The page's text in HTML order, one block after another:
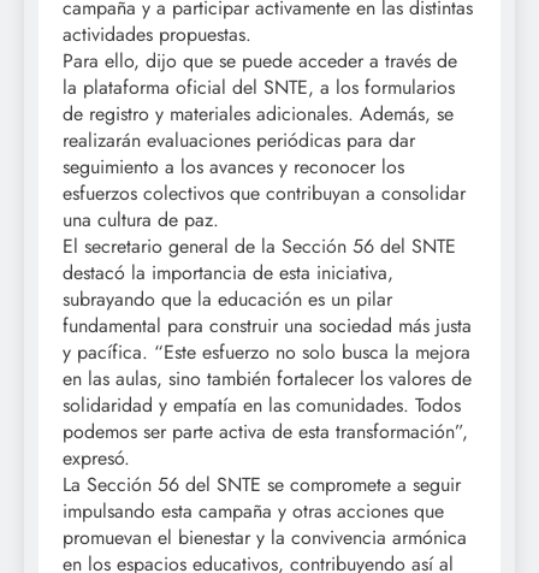
campaña y a participar activamente en las distintas
actividades propuestas.
Para ello, dijo que se puede acceder a través de
la plataforma oficial del SNTE, a los formularios
de registro y materiales adicionales. Además, se
realizarán evaluaciones periódicas para dar
seguimiento a los avances y reconocer los
esfuerzos colectivos que contribuyan a consolidar
una cultura de paz.
El secretario general de la Sección 56 del SNTE
destacó la importancia de esta iniciativa,
subrayando que la educación es un pilar
fundamental para construir una sociedad más justa
y pacífica. “Este esfuerzo no solo busca la mejora
en las aulas, sino también fortalecer los valores de
solidaridad y empatía en las comunidades. Todos
podemos ser parte activa de esta transformación”,
expresó.
La Sección 56 del SNTE se compromete a seguir
impulsando esta campaña y otras acciones que
promuevan el bienestar y la convivencia armónica
en los espacios educativos, contribuyendo así al